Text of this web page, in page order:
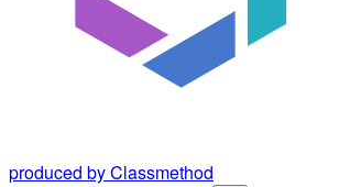
produced by Classmethod